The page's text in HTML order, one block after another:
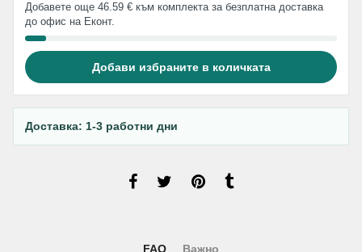
Добавете още 46.59 € към комплекта за безплатна доставка
до офис на Еконт.
Добави избраните в количката
Доставка: 1-3 работни дни
FAQ Важно